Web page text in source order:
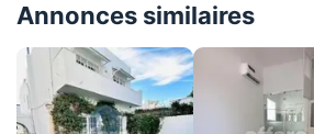
Annonces similaires